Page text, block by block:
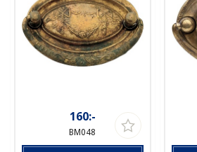
160:-
BM048